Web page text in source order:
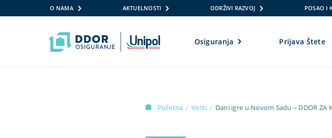
O NAMA AKTUELNOSTI ODRŽIVI RAZVOJ POSAO I
Osiguranja Prijava Štete
Početna / Vesti / Dani igre u Novom Sadu – DDOR ZA